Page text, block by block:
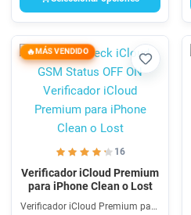
MÁS VENDIDO
Favorito
16
Verificador iCloud Premium
para iPhone Clean o Lost
Verificador iCloud Premium para